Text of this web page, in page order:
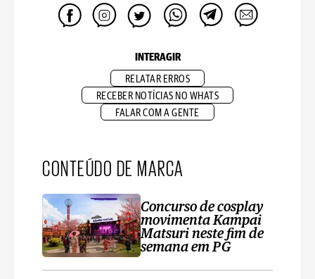
INTERAGIR
RELATAR ERROS
RECEBER NOTÍCIAS NO WHATS
FALAR COM A GENTE
CONTEÚDO DE MARCA
Concurso de cosplay
movimenta Kampai
Matsuri neste fim de
semana em PG